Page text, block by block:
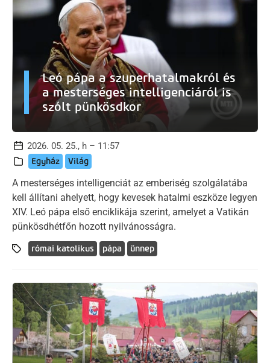
Leó pápa a szuperhatalmakról és
a mesterséges intelligenciáról is
szólt pünkösdkor
2026. 05. 25., h – 11:57
Egyház Világ
A mesterséges intelligenciát az emberiség szolgálatába
kell állítani ahelyett, hogy kevesek hatalmi eszköze legyen
XIV. Leó pápa első enciklikája szerint, amelyet a Vatikán
pünkösdhétfőn hozott nyilvánosságra.
római katolikus pápa ünnep